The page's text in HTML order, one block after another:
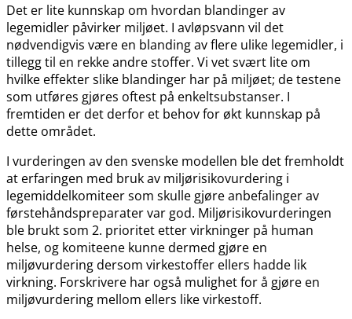
Det er lite kunnskap om hvordan blandinger av
legemidler påvirker miljøet. I avløpsvann vil det
nødvendigvis være en blanding av flere ulike legemidler, i
tillegg til en rekke andre stoffer. Vi vet svært lite om
hvilke effekter slike blandinger har på miljøet; de testene
som utføres gjøres oftest på enkeltsubstanser. I
fremtiden er det derfor et behov for økt kunnskap på
dette området.
I vurderingen av den svenske modellen ble det fremholdt
at erfaringen med bruk av miljørisikovurdering i
legemiddelkomiteer som skulle gjøre anbefalinger av
førstehåndspreparater var god. Miljørisikovurderingen
ble brukt som 2. prioritet etter virkninger på human
helse, og komiteene kunne dermed gjøre en
miljøvurdering dersom virkestoffer ellers hadde lik
virkning. Forskrivere har også mulighet for å gjøre en
miljøvurdering mellom ellers like virkestoff.